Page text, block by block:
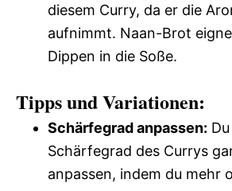
diesem Curry, da er die
aufnimmt. Naan-Brot
Dippen in die Soße.
Tipps und Variationen:
Schärfegrad anpassen:
Schärfegrad des Currys
anpassen, indem du mehr